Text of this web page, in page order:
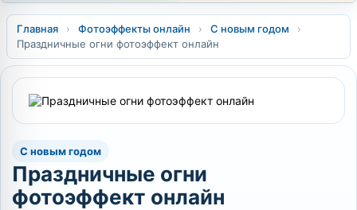
Главная › Фотоэффекты онлайн › С новым годом
›
Праздничные огни фотоэффект онлайн
С новым годом
Праздничные огни
фотоэффект онлайн